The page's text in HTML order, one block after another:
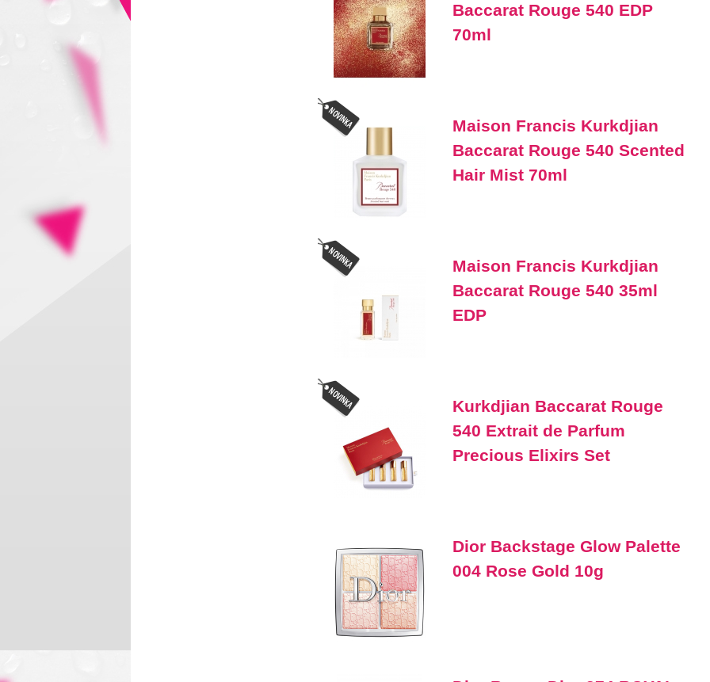
Baccarat Rouge 540 EDP
70ml
Maison Francis Kurkdjian
Baccarat Rouge 540 Scented
Hair Mist 70ml
Maison Francis Kurkdjian
Baccarat Rouge 540 35ml
EDP
Kurkdjian Baccarat Rouge
540 Extrait de Parfum
Precious Elixirs Set
Dior Backstage Glow Palette
004 Rose Gold 10g